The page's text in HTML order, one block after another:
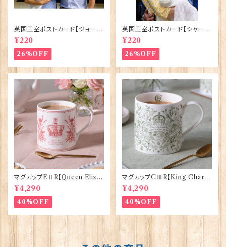
英国王室ポストカード【ジョージ
王子ご誕生】Pageantry Post
card 90183-JEF100
¥220
26%OFF
英国王室ポストカード【シャーロ
ット王女2】Pageantry Postca
rd 90183-JEF202
¥220
26%OFF
マグカップEⅡR【Queen Eliza
bethⅡ Commemorative】Vi
ctoria Eggs 50126
¥4,290
40%OFF
マグカップCⅢR【King Charle
sⅢ Coronation】Victoria E
ggs 50127
¥4,290
40%OFF